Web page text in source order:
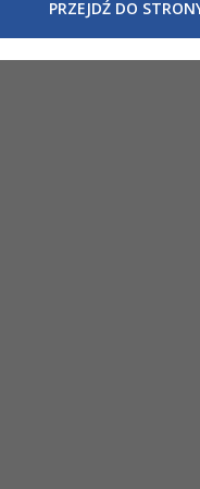
dodatkowych działań.
PRZEJDŹ DO